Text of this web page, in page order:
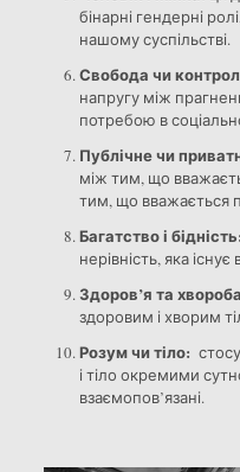
бінарні гендерні
нашому суспільстві.
Свобода чи контрол
напругу між
потребою в
Публічне чи
між тим, що
тим, що вважається
Багатство і бідність:
нерівність, яка
Здоров’я та
здоровим і хворим
Розум чи тіло:
і тіло окремими
взаємопов’язані.